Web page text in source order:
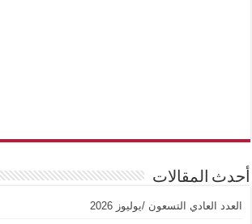
أحدث المقالات
العدد العادي التسعون /يوليوز 2026